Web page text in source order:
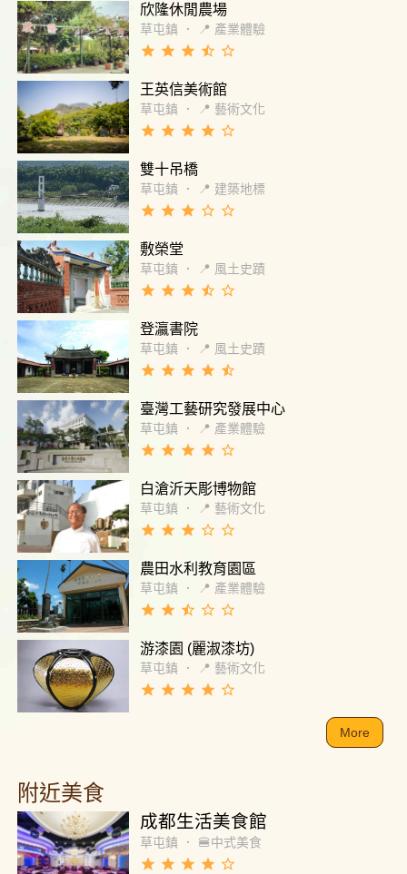
欣隆休閒農場
草屯鎮 ． 📍 產業體驗
grade grade grade star_half star_border
王英信美術館
草屯鎮 ． 📍 藝術文化
grade grade grade grade star_border
雙十吊橋
草屯鎮 ． 📍 建築地標
grade grade grade star_border star_border
敷榮堂
草屯鎮 ． 📍 風土史蹟
grade grade grade star_half star_border
登瀛書院
草屯鎮 ． 📍 風土史蹟
grade grade grade grade star_half
臺灣工藝研究發展中心
草屯鎮 ． 📍 產業體驗
grade grade grade grade star_border
白滄沂天彫博物館
草屯鎮 ． 📍 藝術文化
grade grade grade star_border star_border
農田水利教育園區
草屯鎮 ． 📍 產業體驗
grade grade star_half star_border star_border
游漆園 (麗淑漆坊)
草屯鎮 ． 📍 藝術文化
grade grade grade grade star_border
More
附近美食
成都生活美食館
草屯鎮 ． 🍔中式美食
grade grade grade grade star_border